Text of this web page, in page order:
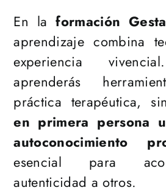
En laformación
aprendizaje combina
experiencia
aprenderás
práctica terapéutica,
en primera persona
autoconocimiento
esencial para
autenticidad a otros.